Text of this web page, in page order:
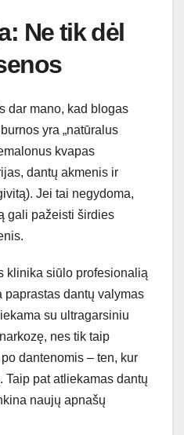
Ne tik dėl
dar mano, kad blogas
yra „natūralus
kvapas
dantų akmenis ir
Jei tai negydoma,
gali pažeisti širdies
klinika siūlo profesionalią
paprastas dantų valymas
su ultragarsiniu
nes tik taip
dantenomis – ten, kur
pat atliekamas dantų
naujų apnašų